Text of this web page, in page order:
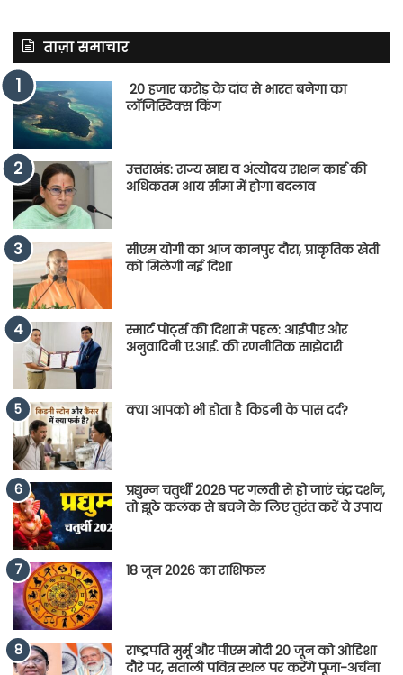
ताज़ा समाचार
20 हजार करोड़ के दांव से भारत बनेगा का
लॉजिस्टिक्स किंग
उत्तराखंड: राज्य खाद्य व अंत्योदय राशन कार्ड की
अधिकतम आय सीमा में होगा बदलाव
सीएम योगी का आज कानपुर दौरा, प्राकृतिक खेती
को मिलेगी नई दिशा
स्मार्ट पोर्ट्स की दिशा में पहल: आईपीए और
अनुवादिनी ए.आई. की रणनीतिक साझेदारी
क्या आपको भी होता है किडनी के पास दर्द?
प्रद्युम्न चतुर्थी 2026 पर गलती से हो जाएं चंद्र दर्शन,
तो झूठे कलंक से बचने के लिए तुरंत करें ये उपाय
18 जून 2026 का राशिफल
राष्ट्रपति मुर्मू और पीएम मोदी 20 जून को ओडिशा
दौरे पर, संताली पवित्र स्थल पर करेंगे पूजा-अर्चना